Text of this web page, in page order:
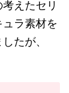
えたセリ
ラ素材を
たが、